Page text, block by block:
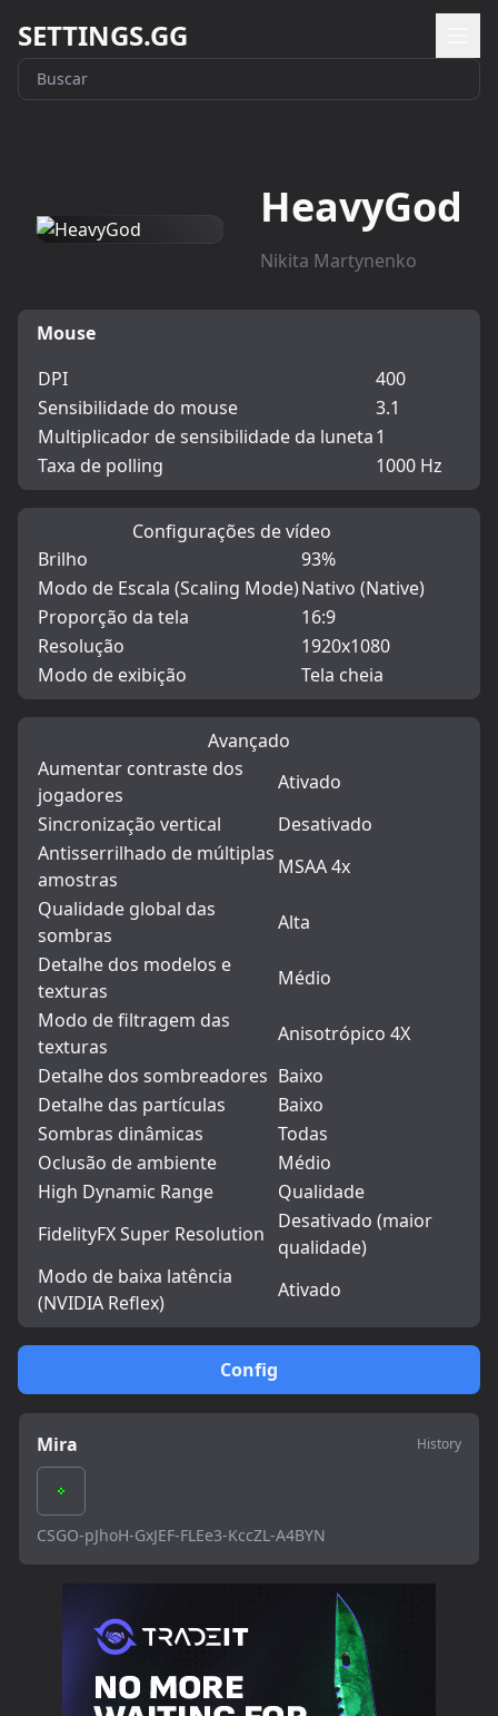
SETTINGS.GG
HeavyGod
Nikita Martynenko
Config
Mira History
CSGO-pJhoH-GxJEF-FLEe3-KccZL-A4BYN
Mouse
DPI
400
Sensibilidade do mouse
3.1
Multiplicador de sensibilidade da luneta1
Taxa de polling
1000 Hz
Configurações de vídeo
Brilho
93%
Modo de Escala (Scaling Mode)Nativo (Native)
Proporção da tela
16:9
Resolução
1920x1080
Modo de exibição
Tela cheia
Avançado
Aumentar contraste dos
jogadores
Ativado
Sincronização vertical
Desativado
Antisserrilhado de múltiplas
amostras
MSAA 4x
Qualidade global das
sombras
Alta
Detalhe dos modelos e
texturas
Médio
Modo de filtragem das
texturas
Anisotrópico 4X
Detalhe dos sombreadores Baixo
Detalhe das partículas
Baixo
Sombras dinâmicas
Todas
Oclusão de ambiente
Médio
High Dynamic Range
Qualidade
FidelityFX Super Resolution
Desativado (maior
qualidade)
Modo de baixa latência
(NVIDIA Reflex)
Ativado